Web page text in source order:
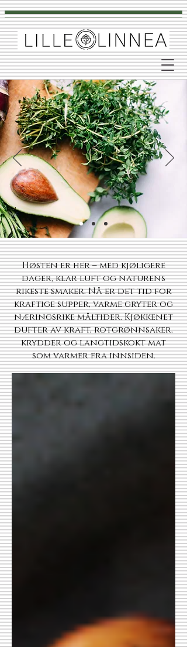
Høsten er her – med kjøligere
dager, klar luft og naturens
rikeste smaker. Nå er det tid for
kraftige supper, varme gryter og
næringsrike måltider. Kjøkkenet
dufter av kraft, rotgrønnsaker,
krydder og langtidskokt mat
som varmer fra innsiden.